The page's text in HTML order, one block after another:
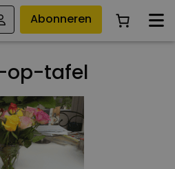
Abonneren
op-tafel